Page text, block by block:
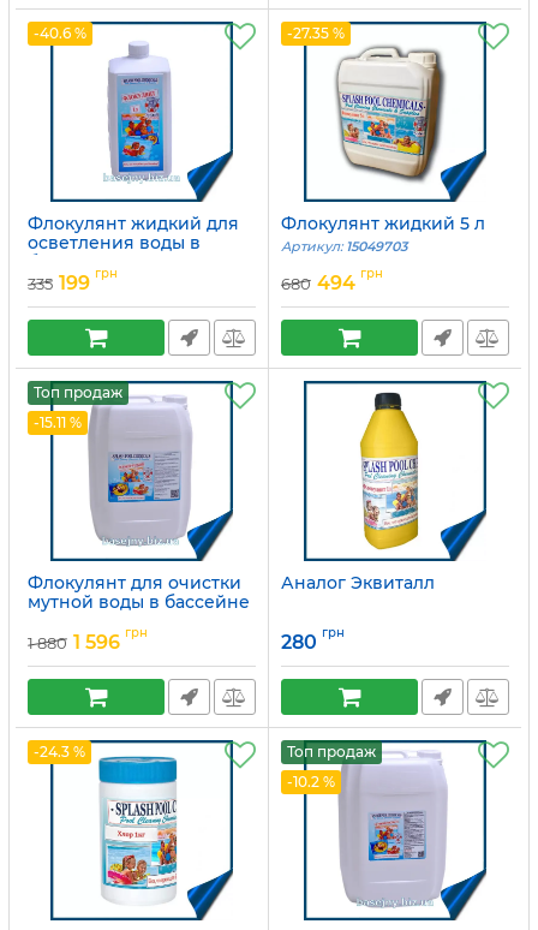
-40.6 %
Флокулянт жидкий для
осветления воды в
бассейне 1 л
Артикул: 15049704
335 199 грн
-27.35 %
Флокулянт жидкий 5 л
Артикул: 15049703
680 494 грн
Топ продаж
-15.11 %
Флокулянт для очистки
мутной воды в бассейне
1 880 1 596 грн
Аналог Эквиталл
280 грн
-24.3 %
Топ продаж
-10.2 %